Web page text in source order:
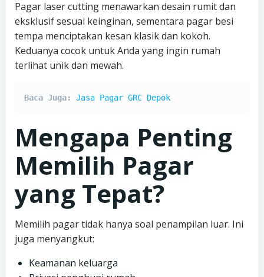
Pagar laser cutting menawarkan desain rumit dan
eksklusif sesuai keinginan, sementara pagar besi
tempa menciptakan kesan klasik dan kokoh.
Keduanya cocok untuk Anda yang ingin rumah
terlihat unik dan mewah.
Baca Juga: Jasa Pagar GRC Depok
Mengapa Penting
Memilih Pagar
yang Tepat?
Memilih pagar tidak hanya soal penampilan luar. Ini
juga menyangkut:
Keamanan keluarga